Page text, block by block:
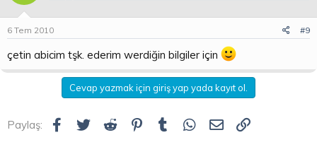
6 Tem 2010 #9
çetin abicim tşk. ederim werdiğin bilgiler için
Cevap yazmak için giriş yap yada kayıt ol.
Paylaş: Facebook
TwitterReddit Pinterest
Tumblr WhatsApp
E-postaLink